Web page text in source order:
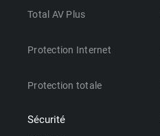
Total AV Plus
Protection Internet
Protection totale
Sécurité